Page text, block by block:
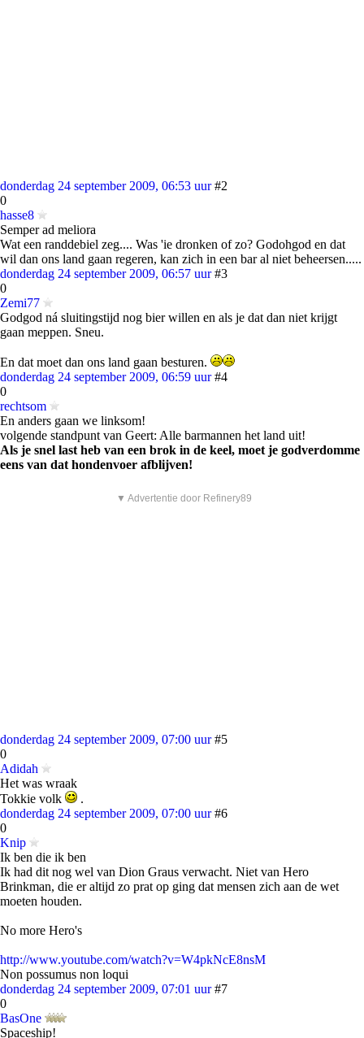
donderdag 24 september 2009, 06:53 uur #2
0
hasse8
Semper ad meliora
Wat een randdebiel zeg.... Was 'ie dronken of zo? Godohgod en dat
wil dan ons land gaan regeren, kan zich in een bar al niet beheersen.....
donderdag 24 september 2009, 06:57 uur #3
0
Zemi77
Godgod ná sluitingstijd nog bier willen en als je dat dan niet krijgt
gaan meppen. Sneu.
En dat moet dan ons land gaan besturen.
donderdag 24 september 2009, 06:59 uur #4
0
rechtsom
En anders gaan we linksom!
volgende standpunt van Geert: Alle barmannen het land uit!
Als je snel last heb van een brok in de keel, moet je godverdomme
eens van dat hondenvoer afblijven!
▼ Advertentie door Refinery89
donderdag 24 september 2009, 07:00 uur #5
0
Adidah
Het was wraak
Tokkie volk
.
donderdag 24 september 2009, 07:00 uur #6
0
Knip
Ik ben die ik ben
Ik had dit nog wel van Dion Graus verwacht. Niet van Hero
Brinkman, die er altijd zo prat op ging dat mensen zich aan de wet
moeten houden.
No more Hero's
http://www.youtube.com/watch?v=W4pkNcE8nsM
Non possumus non loqui
donderdag 24 september 2009, 07:01 uur #7
0
BasOne
Spaceship!